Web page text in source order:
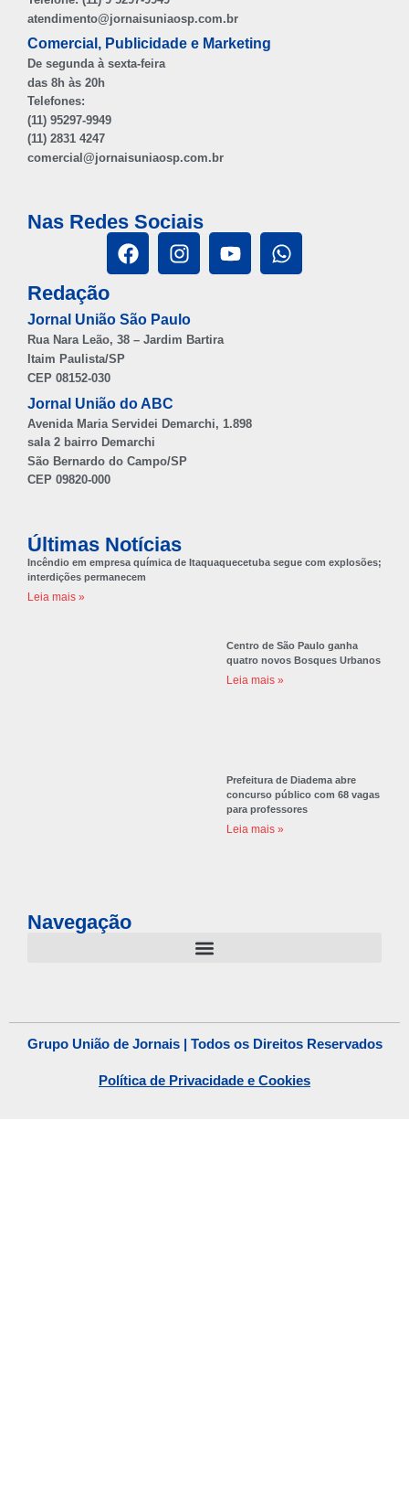
atendimento@jornaisuniaosp.com.br
Comercial, Publicidade e Marketing
De segunda à sexta-feira
das 8h às 20h
Telefones:
(11) 95297-9949
(11) 2831 4247
comercial@jornaisuniaosp.com.br
Nas Redes Sociais
Redação
Jornal União São Paulo
Rua Nara Leão, 38 – Jardim Bartira
Itaim Paulista/SP
CEP 08152-030
Jornal União do ABC
Avenida Maria Servidei Demarchi, 1.898
sala 2 bairro Demarchi
São Bernardo do Campo/SP
CEP 09820-000
Últimas Notícias
Incêndio em empresa química de Itaquaquecetuba segue com explosões;
interdições permanecem
Leia mais »
Centro de São Paulo ganha
quatro novos Bosques Urbanos
Leia mais »
Prefeitura de Diadema abre
concurso público com 68 vagas
para professores
Leia mais »
Navegação
Grupo União de Jornais | Todos os Direitos Reservados
Política de Privacidade e Cookies